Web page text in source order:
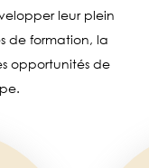
leur plein
de formation, la
opportunités de